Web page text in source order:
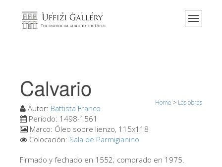
Home
Eventos y exposiciones
Los comentarios de los visitantes
Contáctenos
Visite los Uffizi
Reserve ahora
Calvario
Home > Las obras
Autor: Battista Franco
Período: 1498-1561
Marco: Óleo sobre lienzo, 115x118
Colocación: Sala de Parmigianino
Firmado y fechado en 1552; comprado en 1975.